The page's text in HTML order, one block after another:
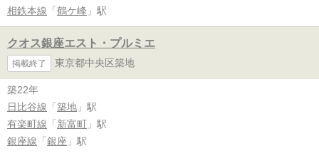
相鉄本線 「 鶴ケ峰 」駅
クオス銀座エスト・プルミエ
掲載終了 東京都中央区築地
築22年
日比谷線 「 築地 」駅
有楽町線 「 新富町 」駅
銀座線 「 銀座 」駅